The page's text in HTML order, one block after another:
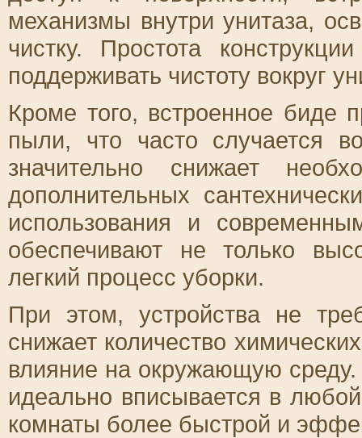
механизмы внутри унитаза,
чистку. Простота
поддерживать чистоту вокруг
Кроме того, встроенное биде
пыли, что часто случается
значительно снижает
дополнительных
использования и
обеспечивают не только
легкий процесс уборки.
При этом, устройства не
снижает количество
влияние на окружающую
идеально вписывается в
комнаты более быстрой и